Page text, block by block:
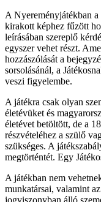
A Nyereményjátékban
kirakott képhez fűzött
leírásában szereplő
egyszer vehet részt.
hozzászólását a
sorsolásánál, a
veszi figyelembe.
A játékra csak olyan
életévüket és
életévet betöltött, de a
részvételéhez a szülő
szükséges. A
megtörténtét. Egy
A játékban nem
munkatársai, valamint
jogviszonyban álló